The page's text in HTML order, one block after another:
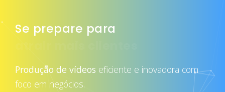
Se prepare para
Produção de vídeos eficiente e inovadora com
foco em negócios.